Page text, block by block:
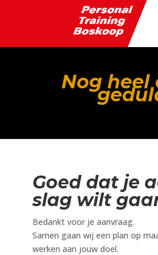
Nog heel
Goed dat je
slag wilt
Bedankt voor je aanvraag.
Samen gaan wij een plan op
werken aan jouw doel.